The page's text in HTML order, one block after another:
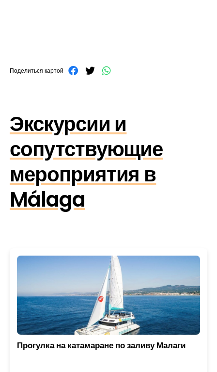
Поделиться картой
Экскурсии и
сопутствующие
мероприятия в
Málaga
Прогулка на катамаране по заливу Малаги